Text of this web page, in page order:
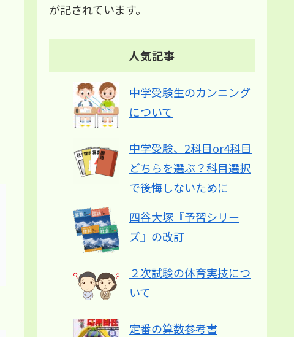
が記されています。
人気記事
中学受験生のカンニング
について
中学受験、2科目or4科目
どちらを選ぶ？科目選択
で後悔しないために
四谷大塚『予習シリー
ズ』の改訂
２次試験の体育実技につ
いて
定番の算数参考書